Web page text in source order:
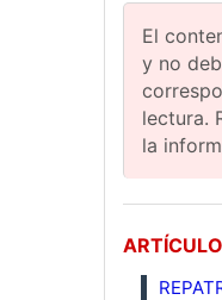
El
y no
lectura.
la